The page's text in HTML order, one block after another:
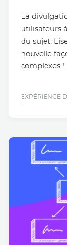
La
utilisateurs
du sujet.
nouvelle
complexes !
EXPÉRIENCE